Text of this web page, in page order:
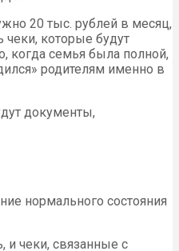
20 тыс. рублей в месяц,
чеки, которые будут
когда семья была полной,
родителям именно в
документы,
нормального состояния
и чеки, связанные с